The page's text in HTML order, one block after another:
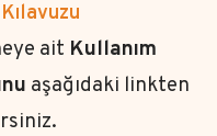
ait Kullanım
aşağıdaki linkten